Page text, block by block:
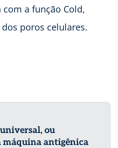
a função Cold,
poros celulares.
ou
máquina antigênica